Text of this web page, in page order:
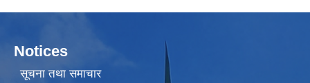
Notices
सूचना तथा समाचार